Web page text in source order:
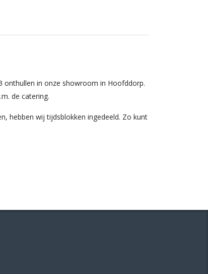
onthullen in onze showroom in Hoofddorp.
de catering.
hebben wij tijdsblokken ingedeeld. Zo kunt